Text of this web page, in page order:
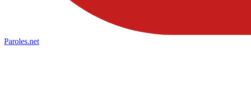
Paroles.net